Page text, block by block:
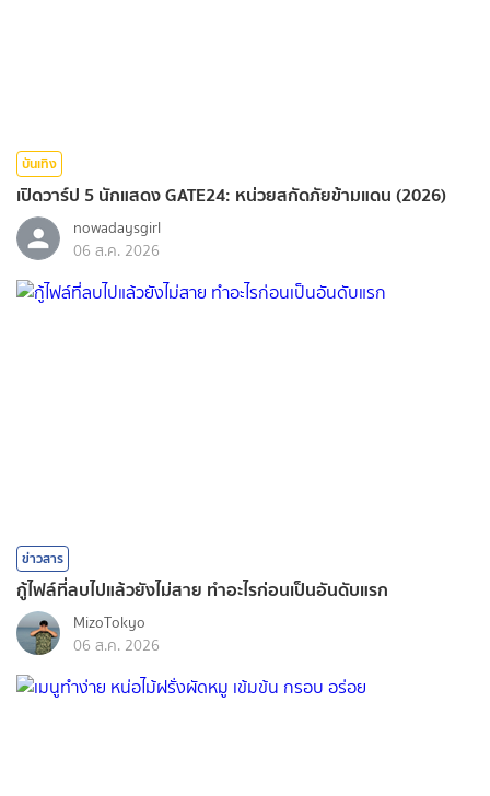
บันเทิง
เปิดวาร์ป 5 นักแสดง GATE24: หน่วยสกัดภัยข้ามแดน (2026)
nowadaysgirl
06 ส.ค. 2026
ข่าวสาร
กู้ไฟล์ที่ลบไปแล้วยังไม่สาย ทำอะไรก่อนเป็นอันดับแรก
MizoTokyo
06 ส.ค. 2026